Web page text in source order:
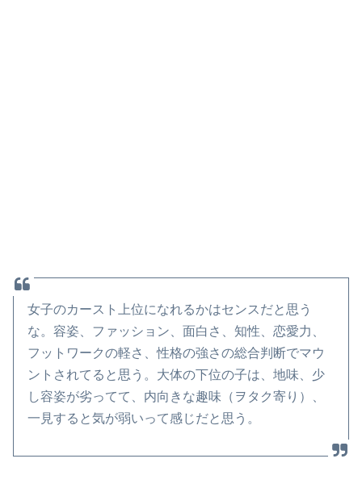
女子のカースト上位になれるかはセンスだと思う
な。容姿、ファッション、面白さ、知性、恋愛力、
フットワークの軽さ、性格の強さの総合判断でマウ
ントされてると思う。大体の下位の子は、地味、少
し容姿が劣ってて、内向きな趣味（ヲタク寄り）、
一見すると気が弱いって感じだと思う。